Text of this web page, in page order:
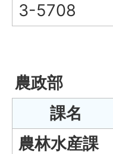
3-5708
農政部
課名
農林水産課